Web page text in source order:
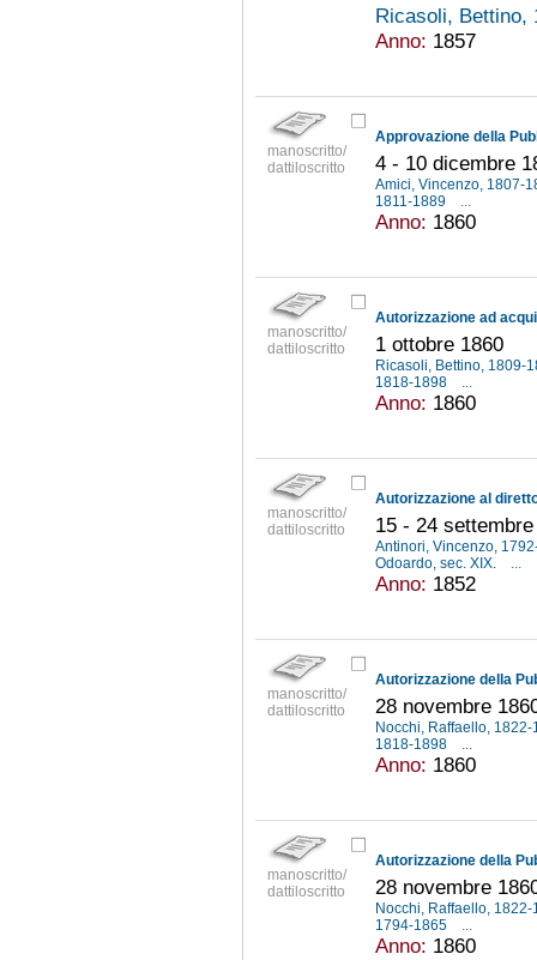
Ricasoli, Bettino,
Anno: 1857
manoscritto/
dattiloscritto
4 - 10 dicembre
Amici, Vincenzo, 1807-
1811-1889
...
Anno: 1860
manoscritto/
dattiloscritto
1 ottobre 1860
Ricasoli, Bettino, 1809-
1818-1898
...
Anno: 1860
manoscritto/
dattiloscritto
15 - 24
Antinori, Vincenzo,
Odoardo, sec. XIX.
...
Anno: 1852
manoscritto/
dattiloscritto
28 novembre
Nocchi, Raffaello,
1818-1898
...
Anno: 1860
manoscritto/
dattiloscritto
28 novembre
Nocchi, Raffaello,
1794-1865
...
Anno: 1860